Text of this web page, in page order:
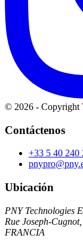
© 2026 - Copyright
Contáctenos
+33 5 40 240
Ubicación
PNY Technologies
Rue Joseph-
FRANCIA